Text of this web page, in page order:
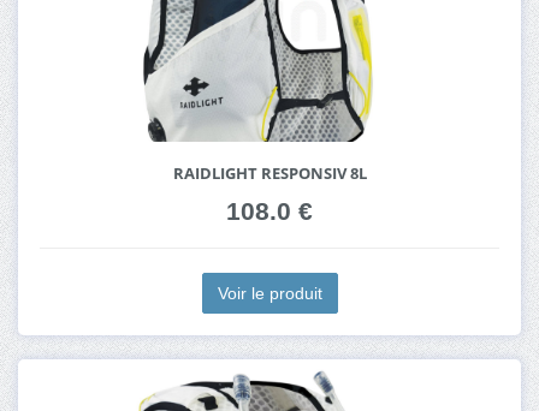
RAIDLIGHT RESPONSIV 8L
108.0 €
Voir le produit